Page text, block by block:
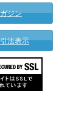
ジン
法表示